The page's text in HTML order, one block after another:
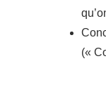
(«